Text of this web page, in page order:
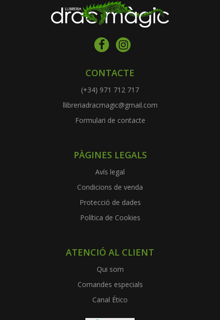
CONTACTE
(+34) 971 712 717
llibreriadracmagic@gmail.com
Formulari de contacte
PÀGINES LEGALS
Avís legal
Condicions de venda
Protecció de dades
Política de Cookies
ATENCIÓ AL CLIENT
Qui som
Comandes especials
Canal Ético